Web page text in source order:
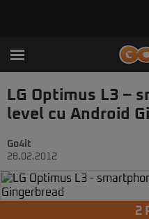
LG Optimus L3 –
level cu Android
Go4it
28.02.2012
2